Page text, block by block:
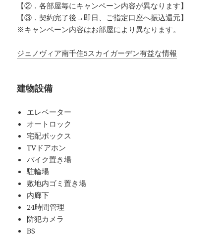
【②．各部屋毎にキャンペーン内容が異なります】
【③．契約完了後→即日、ご指定口座へ振込還元】
※キャンペーン内容はお部屋により異なります。
ジェノヴィア南千住5スカイガーデン有益な情報
建物設備
エレベーター
オートロック
宅配ボックス
TVドアホン
バイク置き場
駐輪場
敷地内ゴミ置き場
内廊下
24時間管理
防犯カメラ
BS